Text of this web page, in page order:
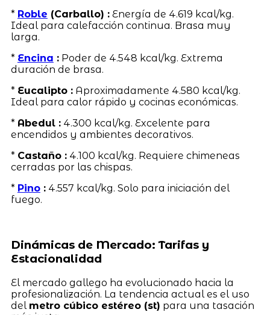
* Roble (Carballo) :Energía de 4.619 kcal/kg.
Ideal para calefacción continua. Brasa muy
larga.
* Encina :Poder de 4.548 kcal/kg. Extrema
duración de brasa.
* Eucalipto :Aproximadamente 4.580 kcal/kg.
Ideal para calor rápido y cocinas económicas.
* Abedul :4.300 kcal/kg. Excelente para
encendidos y ambientes decorativos.
* Castaño :4.100 kcal/kg. Requiere chimeneas
cerradas por las chispas.
* Pino:4.557 kcal/kg. Solo para iniciación del
fuego.
Dinámicas de Mercado: Tarifas y
Estacionalidad
El mercado gallego ha evolucionado hacia la
profesionalización. La tendencia actual es el uso
del metro cúbico estéreo (st) para una tasación